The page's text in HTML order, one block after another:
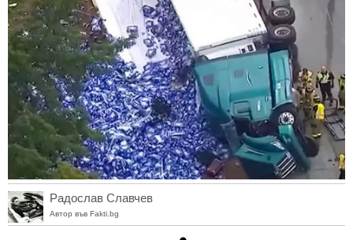
Радослав Славчев
Автор във Fakti.bg